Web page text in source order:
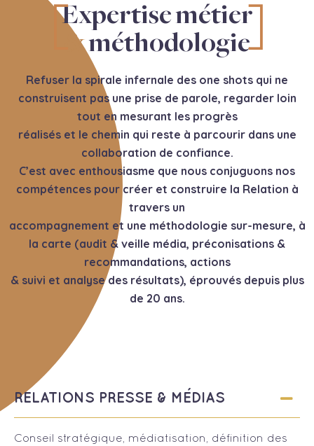
Expertise métier
&méthodologie
Refuser la spirale infernale des one shots qui ne
construisent pas une prise de parole, regarder loin
tout en mesurant les progrès
réalisés et le chemin qui reste à parcourir dans une
collaboration de confiance.
C’est avec enthousiasme que nous conjuguons nos
compétences pour créer et construire la Relation à
travers un
accompagnement et une méthodologie sur-mesure, à
la carte (audit & veille média, préconisations &
recommandations, actions
& suivi et analyse des résultats), éprouvés depuis plus
de 20 ans.
RELATIONS PRESSE & MÉDIAS
Conseil stratégique, médiatisation, définition des